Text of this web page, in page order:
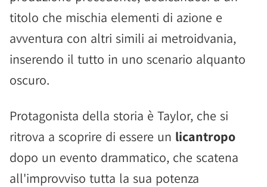
titolo che mischia elementi di azione e
avventura con altri simili ai metroidvania,
inserendo il tutto in uno scenario alquanto
oscuro.
Protagonista della storia è Taylor, che si
ritrova a scoprire di essere un licantropo
dopo un evento drammatico, che scatena
all'improvviso tutta la sua potenza